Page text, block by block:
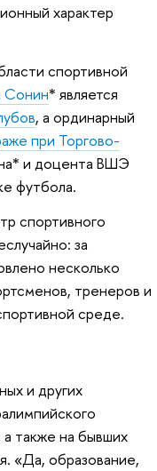
характер
спортивной
Сонин* является
, а ординарный
при Торгово-
и доцента ВШЭ
футбола.
спортивного
за
несколько
тренеров и
среде.
и других
также на бывших
«Да, образование,